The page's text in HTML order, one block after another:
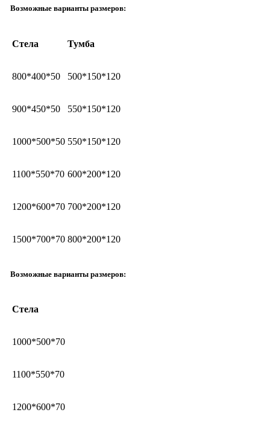
Возможные варианты размеров:
Стела Тумба
800*400*50 500*150*120
900*450*50 550*150*120
1000*500*50 550*150*120
1100*550*70 600*200*120
1200*600*70 700*200*120
1500*700*70 800*200*120
Возможные варианты размеров:
Стела
1000*500*70
1100*550*70
1200*600*70